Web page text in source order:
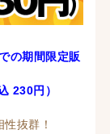
の期間限定販
230円）
抜群！